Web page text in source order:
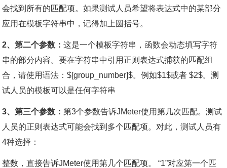
会找到所有的匹配项。如果测试人员希望将表达式中的某部分
应用在模板字符串中，记得加上圆括号。
2、第二个参数：这是一个模板字符串，函数会动态填写字符
串的部分内容。要在字符串中引用正则表达式捕获的匹配组
合，请使用语法：$[group_number]$。例如$1$或者 $2$。测
试人员的模板可以是任何字符串
3、第三个参数：第3个参数告诉JMeter使用第几次匹配。测试
人员的正则表达式可能会找到多个匹配项。对此，测试人员有
4种选择：
整数，直接告诉JMeter使用第几个匹配项。 “1”对应第一个匹